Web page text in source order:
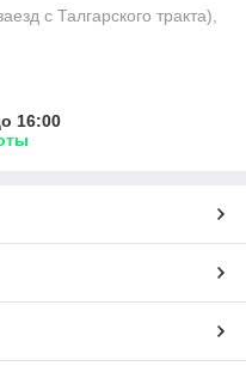
с Талгарского тракта),
16:00